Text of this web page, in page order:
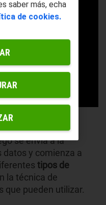
en 3D utilizando
se envía a la
y comienza a
tipos de
la técnica de
que pueden utilizar.
saber más, echa
de cookies.